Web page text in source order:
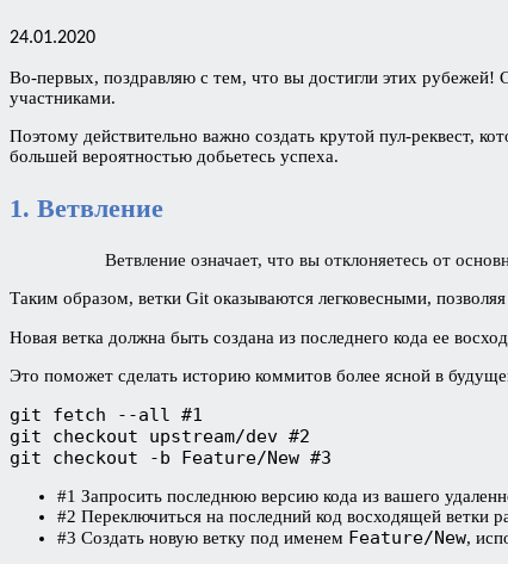
24.01.2020
Во-первых, поздравляю с тем, что вы достигли этих рубежей!
участниками.
Поэтому действительно важно создать крутой пул-реквест,
большей вероятностью добьетесь успеха.
1. Ветвление
Ветвление означает, что вы отклоняетесь от
Таким образом, ветки Git оказываются легковесными,
Новая ветка должна быть создана из последнего кода ее
Это поможет сделать историю коммитов более ясной в
git fetch --all #1
git checkout upstream/dev #2
git checkout -b Feature/New #3
#1 Запросить последнюю версию кода из вашего
#2 Переключиться на последний код восходящей ветки
#3 Создать новую ветку под именем Feature/New,